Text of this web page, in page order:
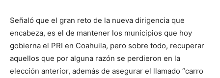
Señaló que el gran reto de la nueva dirigencia que
encabeza, es el de mantener los municipios que hoy
gobierna el PRI en Coahuila, pero sobre todo, recuperar
aquellos que por alguna razón se perdieron en la
elección anterior, además de asegurar el llamado “carro